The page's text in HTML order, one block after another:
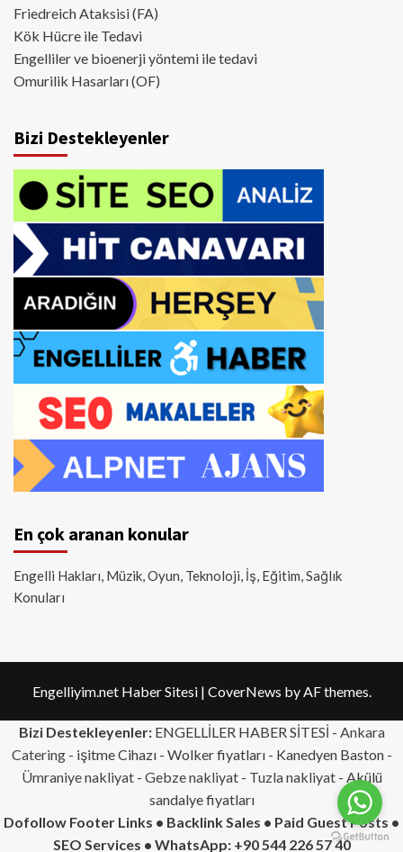
Friedreich Ataksisi (FA)
Kök Hücre ile Tedavi
Engelliler ve bioenerji yöntemi ile tedavi
Omurilik Hasarları (OF)
Bizi Destekleyenler
En çok aranan konular
Engelli Hakları, Müzik, Oyun, Teknoloji, İş, Eğitim, Sağlık
Konuları
Engelliyim.net Haber Sitesi | CoverNews by AF themes.
Bizi Destekleyenler:ENGELLİLER HABER SİTESİ - Ankara
Catering- işitme Cihazı - Wolker fiyatları - Kanedyen Baston -
Ümraniye nakliyat- Gebze nakliyat- Tuzla nakliyat- Akülü
sandalye fiyatları
Dofollow Footer Links • Backlink Sales • Paid Guest Posts •
SEO Services • WhatsApp: +90 544 226 57 40